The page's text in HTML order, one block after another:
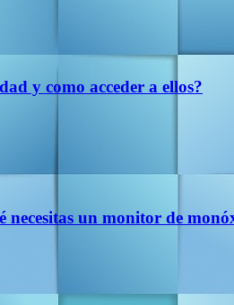
y como acceder a ellos?
necesitas un monitor de